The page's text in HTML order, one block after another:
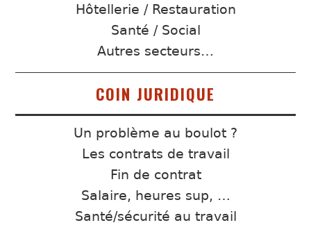
Hôtellerie / Restauration
Santé / Social
Autres secteurs…
COIN JURIDIQUE
Un problème au boulot ?
Les contrats de travail
Fin de contrat
Salaire, heures sup, …
Santé/sécurité au travail